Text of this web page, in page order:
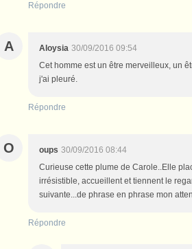
Répondre
A Aloysia 30/09/2016 09:54
Cet homme est un être merveilleux, un
j'ai pleuré.
Répondre
O oups 30/09/2016 08:44
Curieuse cette plume de Carole..Elle
irrésistible, accueillent et tiennent le
suivante...de phrase en phrase mon
Répondre